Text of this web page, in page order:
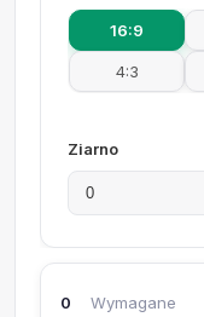
16:9
4:3
Ziarno
0
Wymagane